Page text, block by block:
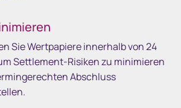
Sie Wertpapiere innerhalb von 24
Settlement-Risiken zu minimieren
Abschluss